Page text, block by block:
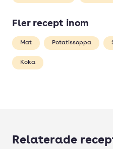
Fler recept inom
Mat Potatissoppa
Koka
Relaterade